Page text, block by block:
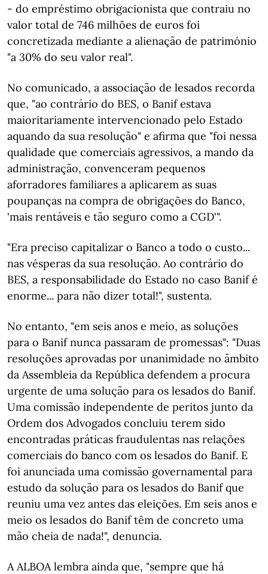
- do empréstimo obrigacionista que contraiu no
valor total de 746 milhões de euros foi
concretizada mediante a alienação de património
"a 30% do seu valor real".
No comunicado, a associação de lesados recorda
que, "ao contrário do BES, o Banif estava
maioritariamente intervencionado pelo Estado
aquando da sua resolução" e afirma que "foi nessa
qualidade que comerciais agressivos, a mando da
administração, convenceram pequenos
aforradores familiares a aplicarem as suas
poupanças na compra de obrigações do Banco,
'mais rentáveis e tão seguro como a CGD'".
"Era preciso capitalizar o Banco a todo o custo...
nas vésperas da sua resolução. Ao contrário do
BES, a responsabilidade do Estado no caso Banif é
enorme... para não dizer total!", sustenta.
No entanto, "em seis anos e meio, as soluções
para o Banif nunca passaram de promessas": "Duas
resoluções aprovadas por unanimidade no âmbito
da Assembleia da República defendem a procura
urgente de uma solução para os lesados do Banif.
Uma comissão independente de peritos junto da
Ordem dos Advogados concluiu terem sido
encontradas práticas fraudulentas nas relações
comerciais do banco com os lesados do Banif. E
foi anunciada uma comissão governamental para
estudo da solução para os lesados do Banif que
reuniu uma vez antes das eleições. Em seis anos e
meio os lesados do Banif têm de concreto uma
mão cheia de nada!", denuncia.
A ALBOA lembra ainda que, "sempre que há